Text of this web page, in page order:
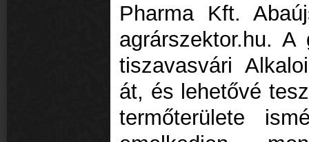
Pharma Kft.
agrárszektor.hu.
tiszavasvári
át, és lehetővé
termőterülete